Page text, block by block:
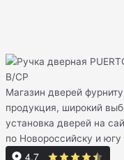
Магазин дверей
продукция, широкий
установка дверей на
по Новороссийску и югу